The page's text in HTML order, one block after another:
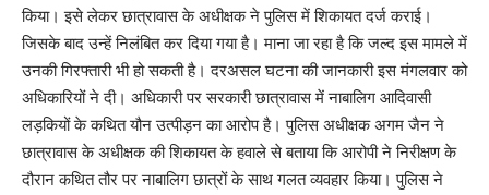
किया। इसे लेकर छात्रावास के अधीक्षक ने पुलिस में शिकायत दर्ज कराई।
जिसके बाद उन्हें निलंबित कर दिया गया है। माना जा रहा है कि जल्द इस मामले में
उनकी गिरफ्तारी भी हो सकती है। दरअसल घटना की जानकारी इस मंगलवार को
अधिकारियों ने दी। अधिकारी पर सरकारी छात्रावास में नाबालिग आदिवासी
लड़कियों के कथित यौन उत्पीड़न का आरोप है। पुलिस अधीक्षक अगम जैन ने
छात्रावास के अधीक्षक की शिकायत के हवाले से बताया कि आरोपी ने निरीक्षण के
दौरान कथित तौर पर नाबालिग छात्रों के साथ गलत व्यवहार किया। पुलिस ने